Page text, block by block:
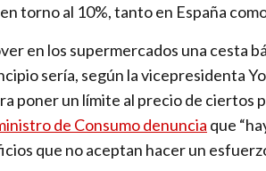
n
o
e
n
c
a
torno al 10%, tanto en España
en los supermercados una cesta
sería, según la vicepresidenta
poner un límite al precio de ciertos
de Consumo denuncia que
que no aceptan hacer un